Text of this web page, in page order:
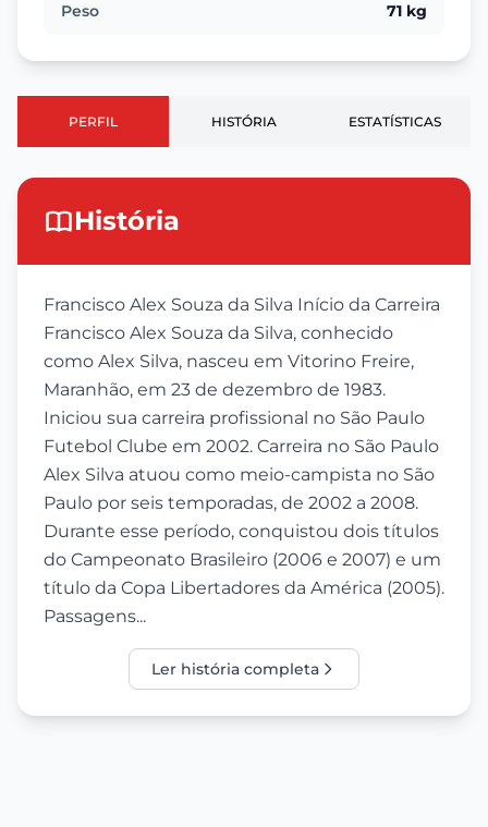
Peso 71 kg
PERFIL HISTÓRIA ESTATÍSTICAS
História
Francisco Alex Souza da Silva Início da Carreira
Francisco Alex Souza da Silva, conhecido
como Alex Silva, nasceu em Vitorino Freire,
Maranhão, em 23 de dezembro de 1983.
Iniciou sua carreira profissional no São Paulo
Futebol Clube em 2002. Carreira no São Paulo
Alex Silva atuou como meio-campista no São
Paulo por seis temporadas, de 2002 a 2008.
Durante esse período, conquistou dois títulos
do Campeonato Brasileiro (2006 e 2007) e um
título da Copa Libertadores da América (2005).
Passagens...
Ler história completa